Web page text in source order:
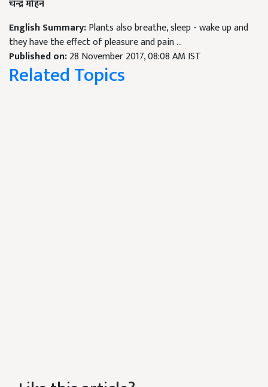
चन्द्र मोहन
English Summary:Plants also breathe, sleep - wake up and
they have the effect of pleasure and pain ...
Published on:28 November 2017, 08:08 AM IST
Related Topics